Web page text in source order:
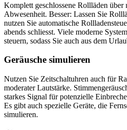
Komplett geschlossene Rollläden über
Abwesenheit. Besser: Lassen Sie
nutzen Sie automatische
abends schliesst. Viele moderne
steuern, sodass Sie auch aus dem
Geräusche simulieren
Nutzen Sie Zeitschaltuhren auch für
moderater Lautstärke.
starkes Signal für potenzielle
Es gibt auch spezielle Geräte, die
simulieren.